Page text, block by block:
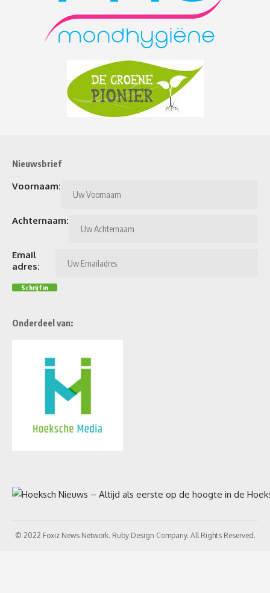
Nieuwsbrief
Voornaam:
Achternaam:
Email
adres:
Onderdeel van:
© 2022 Foxiz News Network. Ruby Design Company. All Rights Reserved.